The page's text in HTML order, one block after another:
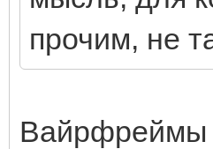
прочим, не
Вайрфреймы